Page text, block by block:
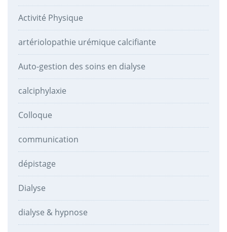
Activité Physique
artériolopathie urémique calcifiante
Auto-gestion des soins en dialyse
calciphylaxie
Colloque
communication
dépistage
Dialyse
dialyse & hypnose